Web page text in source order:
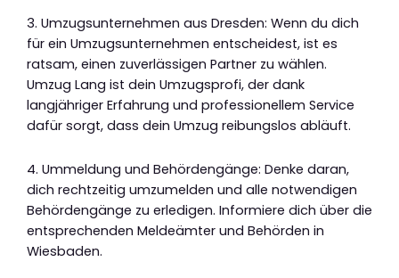
3. Umzugsunternehmen aus Dresden: Wenn du dich
für ein Umzugsunternehmen entscheidest, ist es
ratsam, einen zuverlässigen Partner zu wählen.
Umzug Lang ist dein Umzugsprofi, der dank
langjähriger Erfahrung und professionellem Service
dafür sorgt, dass dein Umzug reibungslos abläuft.
4. Ummeldung und Behördengänge: Denke daran,
dich rechtzeitig umzumelden und alle notwendigen
Behördengänge zu erledigen. Informiere dich über die
entsprechenden Meldeämter und Behörden in
Wiesbaden.